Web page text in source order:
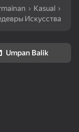
Obby: Speed per Click
99,9
Kasual
Искусства
Umpan Balik